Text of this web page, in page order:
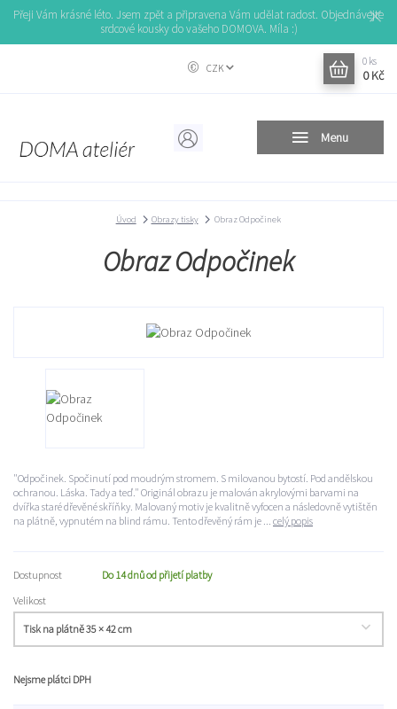
Přeji Vám krásné léto. Jsem zpět a připravena Vám udělat radost. Objednávejte
srdcové kousky do vašeho DOMOVA. Míla :)
Menu
CZK
0 ks
0 Kč
Úvod Obrazy tisky Obraz Odpočinek
Obraz Odpočinek
"Odpočinek. Spočinutí pod moudrým stromem. S milovanou bytostí. Pod andělskou
ochranou. Láska. Tady a teď." Originál obrazu je malován akrylovými barvami na
dvířka staré dřevěné skříňky. Malovaný motiv je kvalitně vyfocen a následovně vytištěn
na plátně, vypnutém na blind rámu. Tento dřevěný rám je ... celý popis
Dostupnost
Do 14 dnů od přijetí platby
Velikost
Nejsme plátci DPH